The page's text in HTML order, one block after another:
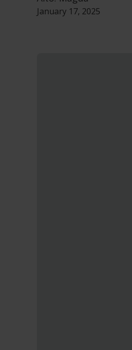
January 17, 2025